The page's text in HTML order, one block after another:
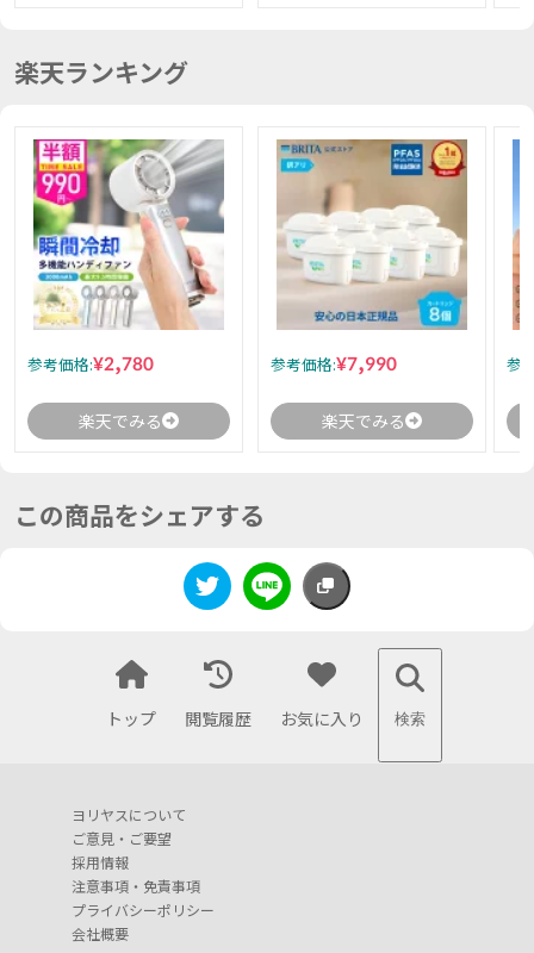
楽天ランキング
参考価格:¥2,780
楽天でみる
参考価格:¥7,990
楽天でみる
参
この商品をシェアする
トップ 閲覧履歴 お気に入り 検索
ヨリヤスについて
ご意見・ご要望
採用情報
注意事項・免責事項
プライバシーポリシー
会社概要